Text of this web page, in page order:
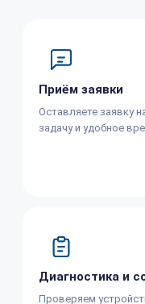
Приём заявки
Оставляете заявку
задачу и удобное
Диагностика и
Проверяем